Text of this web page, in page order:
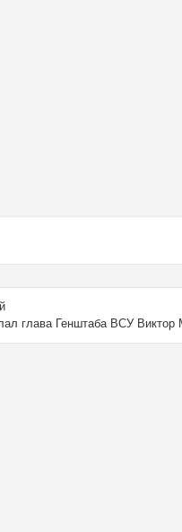
глава Генштаба ВСУ Виктор